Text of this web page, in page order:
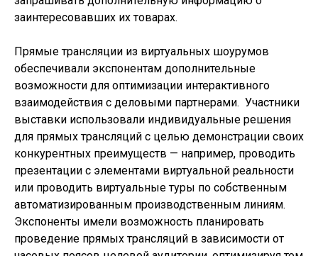
заинтересовавших их товарах.
Прямые трансляции из виртуальных шоурумов
обеспечивали экспонентам дополнительные
возможности для оптимизации интерактивного
взаимодействия с деловыми партнерами. Участники
выставки использовали индивидуальные решения
для прямых трансляций с целью демонстрации своих
конкурентных преимуществ — например, проводить
презентации с элементами виртуальной реальности
или проводить виртуальные туры по собственным
автоматизированным производственным линиям.
Экспоненты имели возможность планировать
проведение прямых трансляций в зависимости от